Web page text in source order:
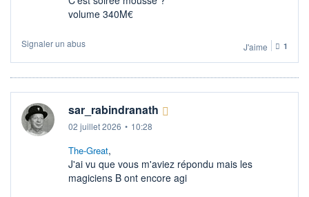
volume 340M€
Signaler un abus J'aime 1
sar_rabindranath
02 juillet 2026 • 10:28
The-Great,
J'ai vu que vous m'aviez répondu mais les
magiciens B ont encore agi